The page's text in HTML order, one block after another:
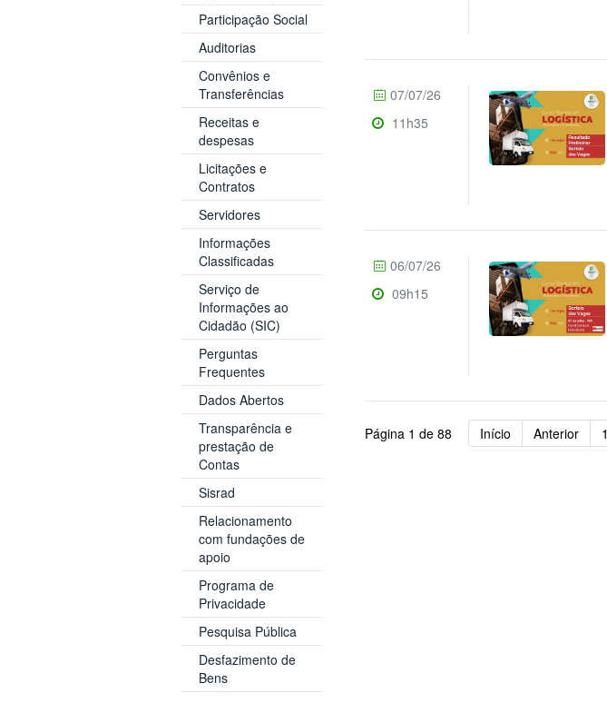
Participação Social
Auditorias
Convênios e
Transferências
Receitas e
despesas
Licitações e
Contratos
Servidores
Informações
Classificadas
Serviço de
Informações ao
Cidadão (SIC)
Perguntas
Frequentes
Dados Abertos
Transparência e
prestação de
Contas
Sisrad
Relacionamento
com fundações de
apoio
Programa de
Privacidade
Pesquisa Pública
Desfazimento de
Bens
07/07/26
11h35
06/07/26
09h15
Página 1 de 88 Início Anterior 1